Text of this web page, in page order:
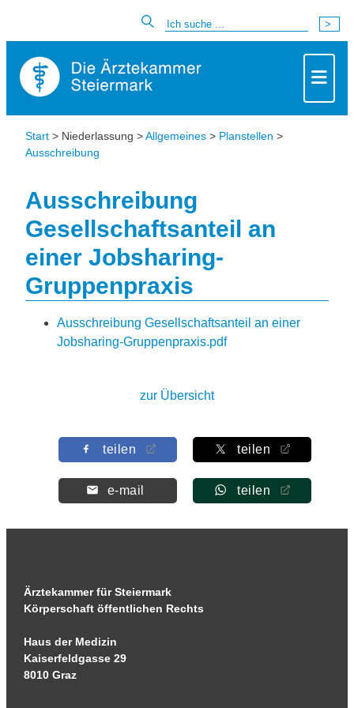
Start > Niederlassung >Allgemeines > Planstellen >
Ausschreibung
Ausschreibung
Gesellschaftsanteil an
einer Jobsharing-
Gruppenpraxis
Ausschreibung Gesellschaftsanteil an einer
Jobsharing-Gruppenpraxis.pdf
zur Übersicht
teilen teilen
e-mail teilen
Ärztekammer für Steiermark
Körperschaft öffentlichen Rechts
Haus der Medizin
Kaiserfeldgasse 29
8010 Graz